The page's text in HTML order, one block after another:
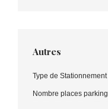
Autres
Type de Stationnement
Nombre places parking